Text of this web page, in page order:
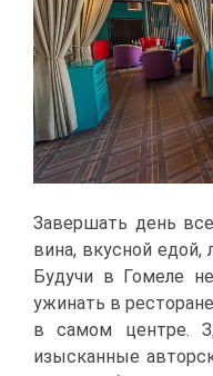
За­вер­шать день
ви­на, вкус­ной
Бу­дучи в Го­ме­ле
ужи­нать в
в са­мом цен­тре.
изыс­кан­ные